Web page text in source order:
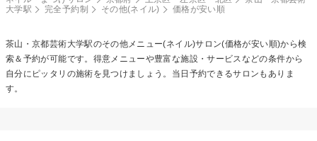
大学駅
完全予約制 その他(ネイル) 価格が安い順
茶山・京都芸術大学駅のその他メニュー(ネイル)サロン(価格が安い順)から検
索＆予約が可能です。得意メニューや豊富な施設・サービスなどの条件から
自分にピッタリの施術を見つけましょう。当日予約できるサロンもありま
す。